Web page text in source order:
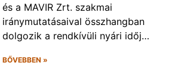
és a MAVIR Zrt. szakmai
iránymutatásaival összhangban
dolgozik a rendkívüli nyári időj…
BŐVEBBEN »